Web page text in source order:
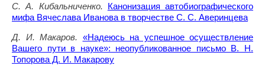
С. А. Кибальниченко. Канонизация автобиографического
мифа Вячеслава Иванова в творчестве С. С. Аверинцева
Д. И. Макаров. «Надеюсь на успешное осуществление
Вашего пути в науке»: неопубликованное письмо В. Н.
Топорова Д. И. Макарову